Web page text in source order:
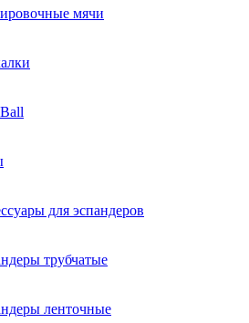
мячи
для эспандеров
трубчатые
ленточные